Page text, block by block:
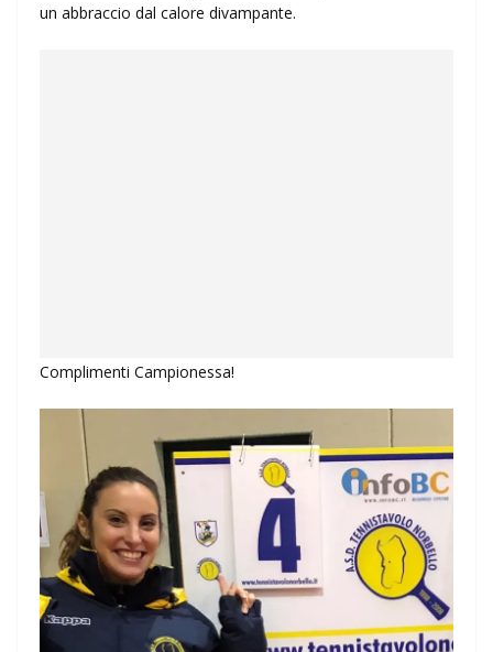
un abbraccio dal calore divampante.
Complimenti Campionessa!